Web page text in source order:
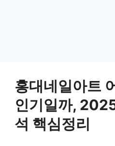
홍대네일아트
인기일까,
석 핵심정리